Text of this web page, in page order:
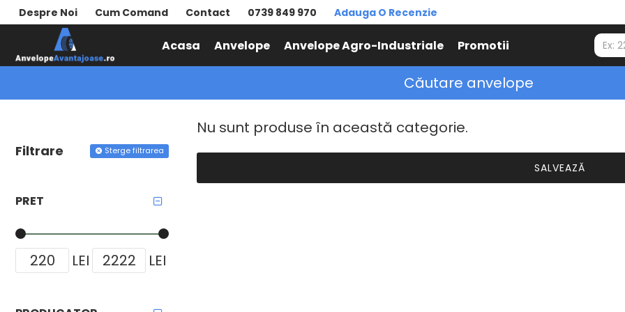
Despre Noi Cum Comand Contact 0739 849 970 Adauga O Recenzie
Acasa Anvelope Anvelope Agro-Industriale Promotii
Căutare anvelope
Filtrare Sterge filtrarea
PRET
LEI LEI
Nu sunt produse în această categorie.
SALVEAZĂ